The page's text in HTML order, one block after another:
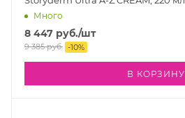
Много
8 447 руб./шт
9 385руб. -10%
В КОРЗИНУ